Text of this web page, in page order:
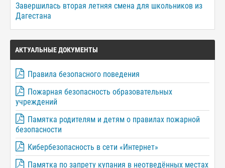
Завершилась вторая летняя смена для школьников из
Дагестана
АКТУАЛЬНЫЕ ДОКУМЕНТЫ
Правила безопасного поведения
Пожарная безопасность образовательных
учреждений
Памятка родителям и детям о правилах пожарной
безопасности
Кибербезопасность в сети «Интернет»
Памятка по запрету купания в неотведённых местах